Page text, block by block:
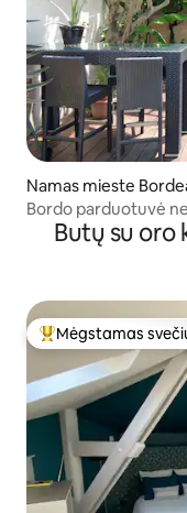
Namas mieste
Bordo parduotuvė
Butų su oro
Svečių
Mėgstamas